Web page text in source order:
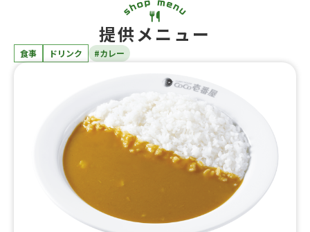
提供メニュー
食事 ドリンク #カレー